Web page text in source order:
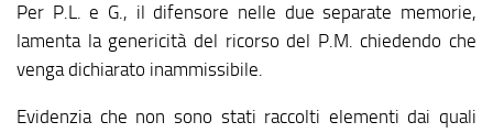
Per P.L. e G., il difensore nelle due separate memorie,
lamenta la genericità del ricorso del P.M. chiedendo che
venga dichiarato inammissibile.
Evidenzia che non sono stati raccolti elementi dai quali